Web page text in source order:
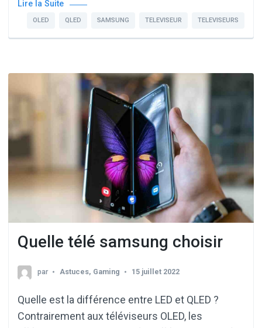
Lire la Suite
OLED QLED SAMSUNG TELEVISEUR TELEVISEURS
Quelle télé samsung choisir
par Astuces, Gaming 15 juillet 2022
Quelle est la différence entre LED et QLED ?
Contrairement aux téléviseurs OLED, les